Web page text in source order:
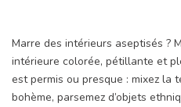
Marre des intérieurs aseptisés ?
intérieure colorée, pétillante et
est permis ou presque : mixez la
bohème, parsemez d’objets